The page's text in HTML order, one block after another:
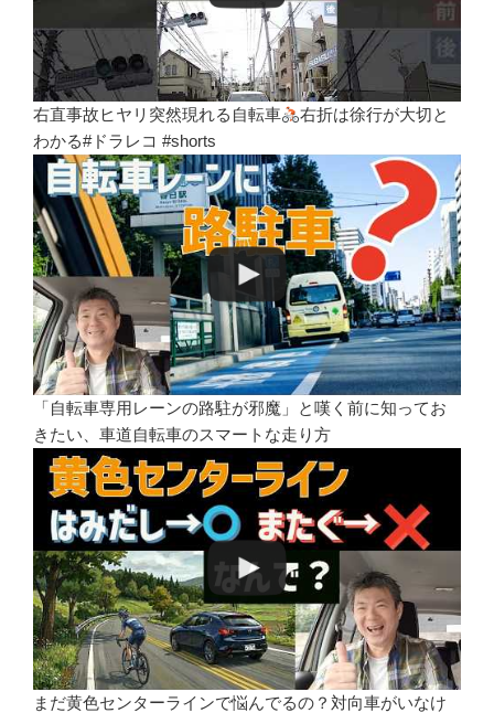
右直事故ヒヤリ突然現れる自転車
右折は徐行が大切と
わかる#ドラレコ #shorts
「自転車専用レーンの路駐が邪魔」と嘆く前に知ってお
きたい、車道自転車のスマートな走り方
まだ黄色センターラインで悩んでるの？対向車がいなけ